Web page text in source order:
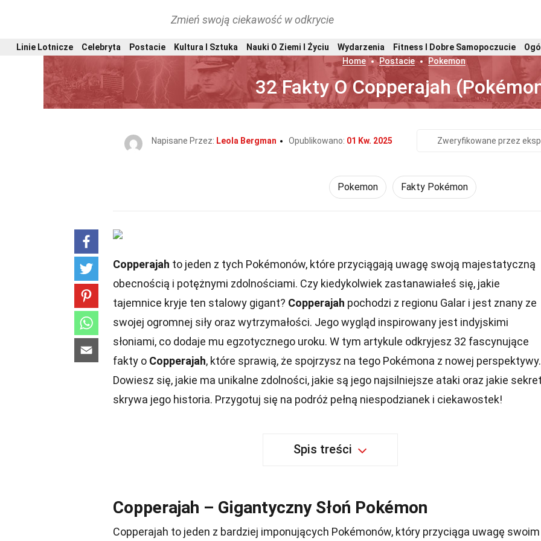
Zmień swoją ciekawość w odkrycie
Linie Lotnicze Celebryta Postacie Kultura I Sztuka Nauki O Ziemi I Życiu Wydarzenia Fitness I Dobre Samopoczucie
Home
Postacie Pokemon
32 Fakty O Copperajah
Napisane Przez: Leola Bergman Opublikowano: 01 Kw. 2025 Zweryfikowane przez
Pokemon Fakty Pokémon
Copperajah to jeden z tych Pokémonów, które przyciągają uwagę swoją majestatyczną
obecnością i potężnymi zdolnościami. Czy kiedykolwiek zastanawiałeś się, jakie
tajemnice kryje ten stalowy gigant? Copperajah pochodzi z regionu Galar i jest znany ze
swojej ogromnej siły oraz wytrzymałości. Jego wygląd inspirowany jest indyjskimi
słoniami, co dodaje mu egzotycznego uroku. W tym artykule odkryjesz 32 fascynujące
fakty o Copperajah, które sprawią, że spojrzysz na tego Pokémona z nowej perspektywy.
Dowiesz się, jakie ma unikalne zdolności, jakie są jego najsilniejsze ataki oraz jakie
skrywa jego historia. Przygotuj się na podróż pełną niespodzianek i ciekawostek!
Spis treści
Copperajah – Gigantyczny Słoń Pokémon
Copperajah to jeden z bardziej imponujących Pokémonów, który przyciąga uwagę swoim